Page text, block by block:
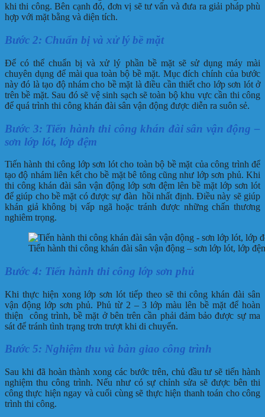
khi thi công. Bên cạnh đó, đơn vị sẽ tư vấn và đưa ra giải pháp phù
hợp với mặt bằng và diện tích.
Bước 2: Chuẩn bị và xử lý bề mặt
Để có thể chuẩn bị và xử lý phần bề mặt sẽ sử dụng máy mài
chuyên dụng để mài qua toàn bộ bề mặt. Mục đích chính của bước
này đó là tạo độ nhám cho bề mặt là điều cần thiết cho lớp sơn lót ở
trên bề mặt. Sau đó sẽ vệ sinh sạch sẽ toàn bộ khu vực cần thi công
để quá trình thi công khán đài sân vận động được diễn ra suôn sẻ.
Bước 3: Tiến hành thi công khán đài sân vận động –
sơn lớp lót, lớp đệm
Tiến hành thi công lớp sơn lót cho toàn bộ bề mặt của công trình để
tạo độ nhám liên kết cho bề mặt bê tông cũng như lớp sơn phủ. Khi
thi công khán đài sân vận động lớp sơn đệm lên bề mặt lớp sơn lót
để giúp cho bề mặt có được sự đàn hồi nhất định. Điều này sẽ giúp
khán giả không bị vấp ngã hoặc tránh được những chấn thương
nghiêm trọng.
Tiến hành thi công khán đài sân vận động – sơn lớp lót, lớp
Bước 4: Tiến hành thi công lớp sơn phủ
Khi thực hiện xong lớp sơn lót tiếp theo sẽ thi công khán đài sân
vận động lớp sơn phủ. Phủ từ 2 – 3 lớp màu lên bề mặt để hoàn
thiện công trình, bề mặt ở bên trên cần phải đảm bảo được sự ma
sát để tránh tình trạng trơn trượt khi di chuyển.
Bước 5: Nghiệm thu và bàn giao công trình
Sau khi đã hoàn thành xong các bước trên, chủ đầu tư sẽ tiến hành
nghiệm thu công trình. Nếu như có sự chỉnh sửa sẽ được bên thi
công thực hiện ngay và cuối cùng sẽ thực hiện thanh toán cho công
trình thi công.